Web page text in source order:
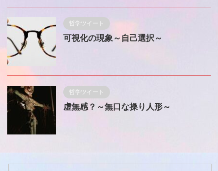
哲学ツイート
可視化の現象～自己選択～
哲学ツイート
虚無感？～無口な操り人形～